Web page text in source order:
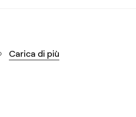
Carica di più